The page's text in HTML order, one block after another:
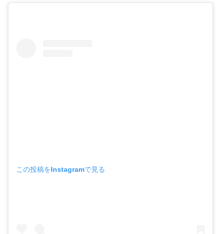
この投稿をInstagramで見る